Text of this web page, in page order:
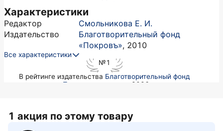
Характеристики
Редактор
Смольникова Е. И.
Издательство
Благотворительный фонд
«Покровъ», 2010
Все характеристики
№1
в рейтинге издательства Благотворительный фонд
«Покровъ»
в августе 2026
1 акция по этому товару